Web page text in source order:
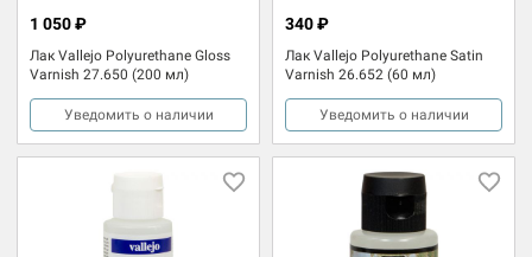
Лак Vallejo Polyurethane Gloss
Varnish 27.650 (200 мл)
1 050 ₽
Уведомить о наличии
Лак Vallejo Polyurethane Satin
Varnish 26.652 (60 мл)
340 ₽
Уведомить о наличии